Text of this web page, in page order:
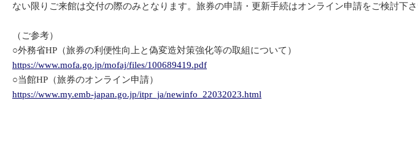
ない限りご来館は交付の際のみとなります。旅券の申請・更新手続はオンライン申請をご検討下さ
（ご参考）
○外務省HP（旅券の利便性向上と偽変造対策強化等の取組について）
https://www.mofa.go.jp/mofaj/files/100689419.pdf
○当館HP（旅券のオンライン申請）
https://www.my.emb-japan.go.jp/itpr_ja/newinfo_22032023.html